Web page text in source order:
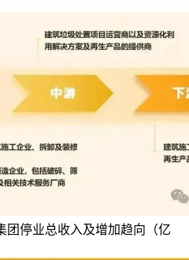
团停业总收入及增加趋向（亿